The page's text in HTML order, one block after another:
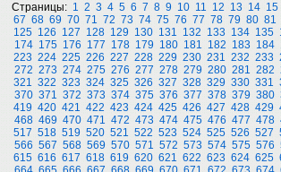
Страницы: 1 2 3 4 5 6 7 8 9 10 11 12 13 14 15
67 68 69 70 71 72 73 74 75 76 77 78 79 80 81
125 126 127 128 129 130 131 132 133 134 135
174 175 176 177 178 179 180 181 182 183 184
223 224 225 226 227 228 229 230 231 232 233
272 273 274 275 276 277 278 279 280 281 282
321 322 323 324 325 326 327 328 329 330 331
370 371 372 373 374 375 376 377 378 379 380
419 420 421 422 423 424 425 426 427 428 429
468 469 470 471 472 473 474 475 476 477 478
517 518 519 520 521 522 523 524 525 526 527
566 567 568 569 570 571 572 573 574 575 576
615 616 617 618 619 620 621 622 623 624 625